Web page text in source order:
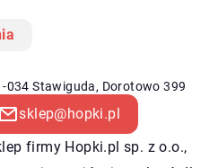
034 Stawiguda, Dorotowo 399
sklep@hopki.pl
firmy Hopki.pl sp. z o.o.,